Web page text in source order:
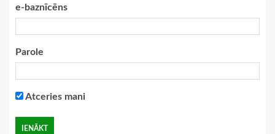
e-baznīcēns
Parole
Atceries mani